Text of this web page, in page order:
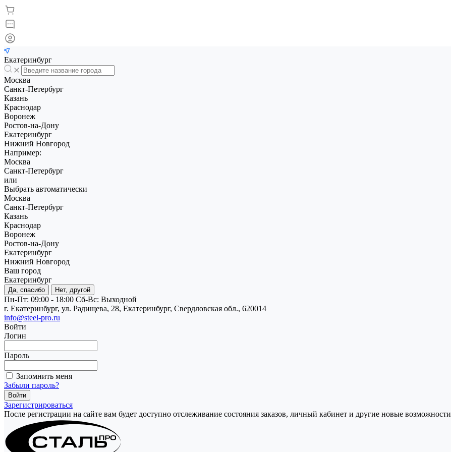
Екатеринбург
Москва
Санкт-Петербург
Казань
Краснодар
Воронеж
Ростов-на-Дону
Екатеринбург
Нижний Новгород
Например:
Москва
Санкт-Петербург
или
Выбрать автоматически
Москва
Санкт-Петербург
Казань
Краснодар
Воронеж
Ростов-на-Дону
Екатеринбург
Нижний Новгород
Ваш город
Екатеринбург
Да, спасибо Нет, другой
Пн-Пт: 09:00 - 18:00 Cб-Вс: Выходной
г. Екатеринбург, ул. Радищева, 28, Екатеринбург, Свердловская обл., 620014
info@steel-pro.ru
Войти
Логин
Пароль
Запомнить меня
Забыли пароль?
Зарегистрироваться
После регистрации на сайте вам будет доступно отслеживание состояния заказов, личный кабинет и другие новые возможности